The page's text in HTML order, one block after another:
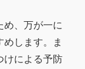
め、万が一に
します。ま
けによる予防